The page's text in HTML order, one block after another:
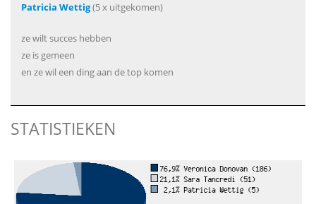
Patricia Wettig(5 x uitgekomen)
ze wilt succes hebben
ze is gemeen
en ze wil een ding aan de top komen
STATISTIEKEN